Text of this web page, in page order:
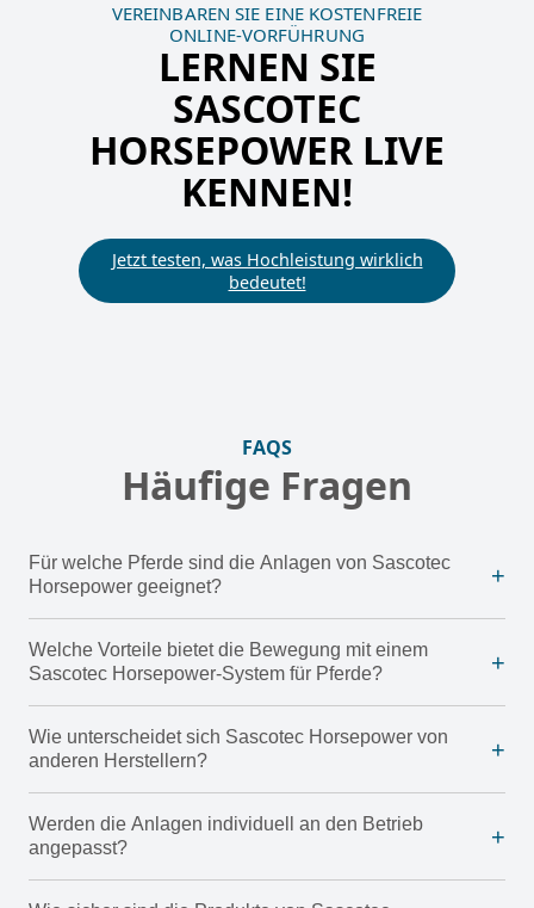
VEREINBAREN SIE EINE KOSTENFREIE
ONLINE-VORFÜHRUNG
LERNEN SIE
SASCOTEC
HORSEPOWER LIVE
KENNEN!
Jetzt testen, was Hochleistung wirklich
bedeutet!
FAQS
Häufige Fragen
Für welche Pferde sind die Anlagen von Sascotec
Horsepower geeignet?
+
Welche Vorteile bietet die Bewegung mit einem
Sascotec Horsepower-System für Pferde?
+
Wie unterscheidet sich Sascotec Horsepower von
anderen Herstellern?
+
Werden die Anlagen individuell an den Betrieb
angepasst?
+